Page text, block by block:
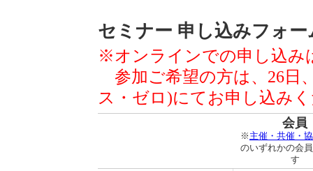
セミナー 申し込みフォー
※オンラインでの申し込み
参加ご希望の方は、26日
ス・ゼロ)にてお申し込み
会員
※ 主催・共催・
のいずれかの会
す